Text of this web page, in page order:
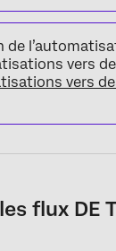
vers
vers
flux DE